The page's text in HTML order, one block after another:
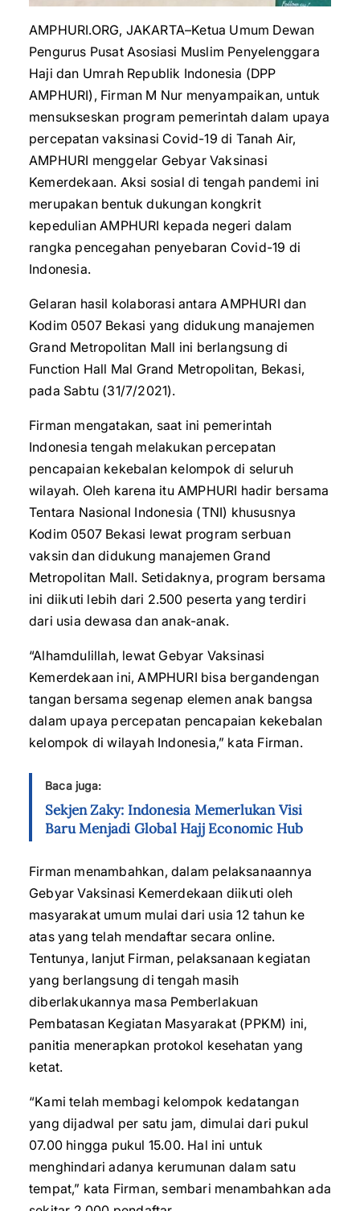
AMPHURI.ORG, JAKARTA–Ketua Umum Dewan
Pengurus Pusat Asosiasi Muslim Penyelenggara
Haji dan Umrah Republik Indonesia (DPP
AMPHURI), Firman M Nur menyampaikan, untuk
mensukseskan program pemerintah dalam upaya
percepatan vaksinasi Covid-19 di Tanah Air,
AMPHURI menggelar Gebyar Vaksinasi
Kemerdekaan. Aksi sosial di tengah pandemi ini
merupakan bentuk dukungan kongkrit
kepedulian AMPHURI kepada negeri dalam
rangka pencegahan penyebaran Covid-19 di
Indonesia.
Gelaran hasil kolaborasi antara AMPHURI dan
Kodim 0507 Bekasi yang didukung manajemen
Grand Metropolitan Mall ini berlangsung di
Function Hall Mal Grand Metropolitan, Bekasi,
pada Sabtu (31/7/2021).
Firman mengatakan, saat ini pemerintah
Indonesia tengah melakukan percepatan
pencapaian kekebalan kelompok di seluruh
wilayah. Oleh karena itu AMPHURI hadir bersama
Tentara Nasional Indonesia (TNI) khususnya
Kodim 0507 Bekasi lewat program serbuan
vaksin dan didukung manajemen Grand
Metropolitan Mall. Setidaknya, program bersama
ini diikuti lebih dari 2.500 peserta yang terdiri
dari usia dewasa dan anak-anak.
“Alhamdulillah, lewat Gebyar Vaksinasi
Kemerdekaan ini, AMPHURI bisa bergandengan
tangan bersama segenap elemen anak bangsa
dalam upaya percepatan pencapaian kekebalan
kelompok di wilayah Indonesia,” kata Firman.
Baca juga:
Sekjen Zaky: Indonesia Memerlukan Visi
Baru Menjadi Global Hajj Economic Hub
Firman menambahkan, dalam pelaksanaannya
Gebyar Vaksinasi Kemerdekaan diikuti oleh
masyarakat umum mulai dari usia 12 tahun ke
atas yang telah mendaftar secara online.
Tentunya, lanjut Firman, pelaksanaan kegiatan
yang berlangsung di tengah masih
diberlakukannya masa Pemberlakuan
Pembatasan Kegiatan Masyarakat (PPKM) ini,
panitia menerapkan protokol kesehatan yang
ketat.
“Kami telah membagi kelompok kedatangan
yang dijadwal per satu jam, dimulai dari pukul
07.00 hingga pukul 15.00. Hal ini untuk
menghindari adanya kerumunan dalam satu
tempat,” kata Firman, sembari menambahkan ada